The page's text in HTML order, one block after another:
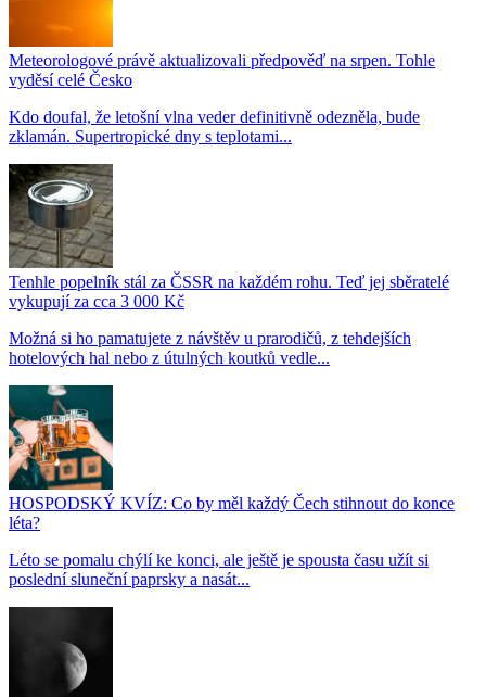
Meteorologové právě aktualizovali předpověď na srpen. Tohle
vyděsí celé Česko
Kdo doufal, že letošní vlna veder definitivně odezněla, bude
zklamán. Supertropické dny s teplotami...
Tenhle popelník stál za ČSSR na každém rohu. Teď jej sběratelé
vykupují za cca 3 000 Kč
Možná si ho pamatujete z návštěv u prarodičů, z tehdejších
hotelových hal nebo z útulných koutků vedle...
HOSPODSKÝ KVÍZ: Co by měl každý Čech stihnout do konce
léta?
Léto se pomalu chýlí ke konci, ale ještě je spousta času užít si
poslední sluneční paprsky a nasát...